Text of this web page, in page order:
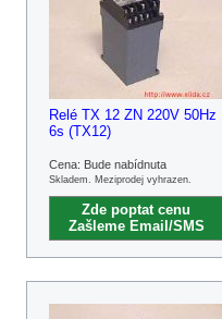
Relé TX 12 ZN 220V 50Hz
6s (TX12)
Cena: Bude nabídnuta
Skladem. Meziprodej vyhrazen.
Zde poptat cenu
Zašleme Email/SMS